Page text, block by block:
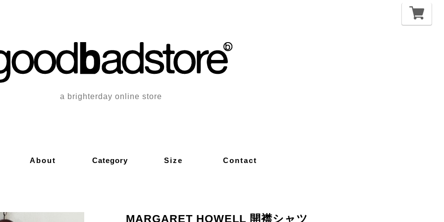
a brighterday online store
About Category Size Contact
MARGARET HOWELL 開襟シャツ